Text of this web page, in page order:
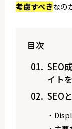
考慮すべきなの
目次
SEO
イト
SEO